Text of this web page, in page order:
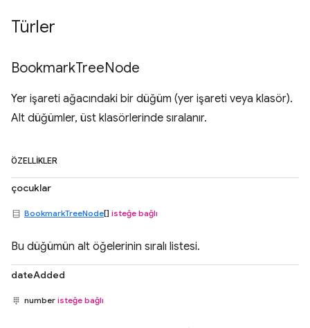
Türler
BookmarkTreeNode
Yer işareti ağacındaki bir düğüm (yer işareti veya klasör).
Alt düğümler, üst klasörlerinde sıralanır.
ÖZELLIKLER
çocuklar
BookmarkTreeNode[] isteğe bağlı
Bu düğümün alt öğelerinin sıralı listesi.
dateAdded
number isteğe bağlı